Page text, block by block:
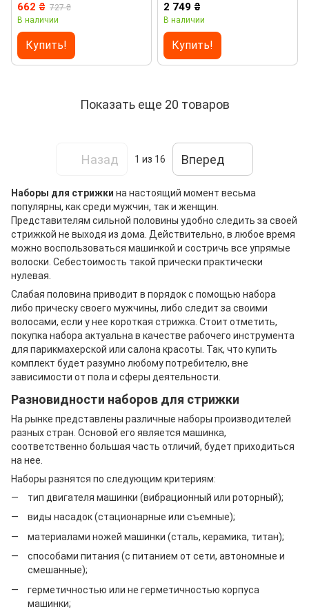
662 ₴ 727 ₴
В наличии
Купить!
2 749 ₴
В наличии
Купить!
Показать еще 20 товаров
Назад 1 из 16 Вперед
Наборы для стрижки на настоящий момент весьма
популярны, как среди мужчин, так и женщин.
Представителям сильной половины удобно следить за своей
стрижкой не выходя из дома. Действительно, в любое время
можно воспользоваться машинкой и состричь все упрямые
волоски. Себестоимость такой прически практически
нулевая.
Слабая половина приводит в порядок с помощью набора
либо прическу своего мужчины, либо следит за своими
волосами, если у нее короткая стрижка. Стоит отметить,
покупка набора актуальна в качестве рабочего инструмента
для парикмахерской или салона красоты. Так, что купить
комплект будет разумно любому потребителю, вне
зависимости от пола и сферы деятельности.
Разновидности наборов для стрижки
На рынке представлены различные наборы производителей
разных стран. Основой его является машинка,
соответственно большая часть отличий, будет приходиться
на нее.
Наборы разнятся по следующим критериям:
тип двигателя машинки (вибрационный или роторный);
виды насадок (стационарные или съемные);
материалами ножей машинки (сталь, керамика, титан);
способами питания (с питанием от сети, автономные и
смешанные);
герметичностью или не герметичностью корпуса
машинки;